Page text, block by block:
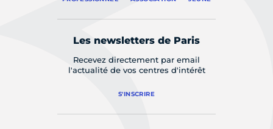
Les newsletters de Paris
Recevez directement par email
l'actualité de vos centres d'intérêt
S'INSCRIRE